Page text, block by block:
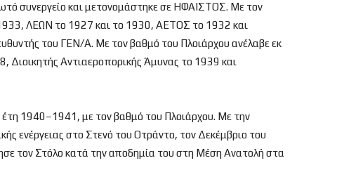
συνεργείο και μετονομάστηκε σε ΗΦΑΙΣΤΟΣ. Με τον
ΛΕΩΝ το 1927 και το 1930, ΑΕΤΟΣ το 1932 και
του ΓΕΝ/Α. Με τον βαθμό του Πλοιάρχου ανέλαβε εκ
Διοικητής Αντιαεροπορικής Άμυνας το 1939 και
έτη 1940–1941, με τον βαθμό του Πλοιάρχου. Με την
ενέργειας στο Στενό του Οτράντο, τον Δεκέμβριο του
τον Στόλο κατά την αποδημία του στη Μέση Ανατολή στα